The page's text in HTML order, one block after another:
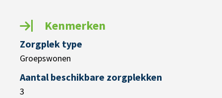
Kenmerken
Zorgplek type
Groepswonen
Aantal beschikbare zorgplekken
3